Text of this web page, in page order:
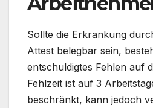
Sollte die Erkrankung
Attest belegbar sein,
entschuldigtes Fehlen auf
Fehlzeit ist auf 3
beschränkt, kann jedoch